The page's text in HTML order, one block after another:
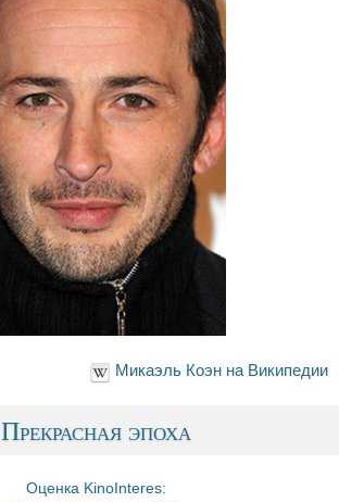
Микаэль Коэн на Википедии
Прекрасная эпоха
Оценка KinoInteres: